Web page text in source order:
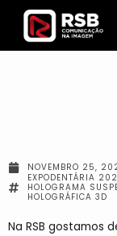
content
NOVEMBRO 25,
EXPODENTÁRIA
HOLOGRAMA
HOLOGRÁFICA 3D
Na RSB gostamos